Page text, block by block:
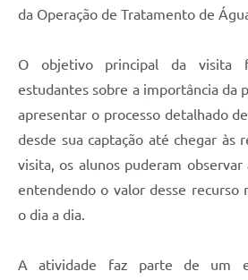
da Operação de Tratamento de
O objetivo principal da visita
estudantes sobre a importância da
apresentar o processo detalhado
desde sua captação até chegar às
visita, os alunos puderam observar
entendendo o valor desse recurso
o dia a dia.
A atividade faz parte de um